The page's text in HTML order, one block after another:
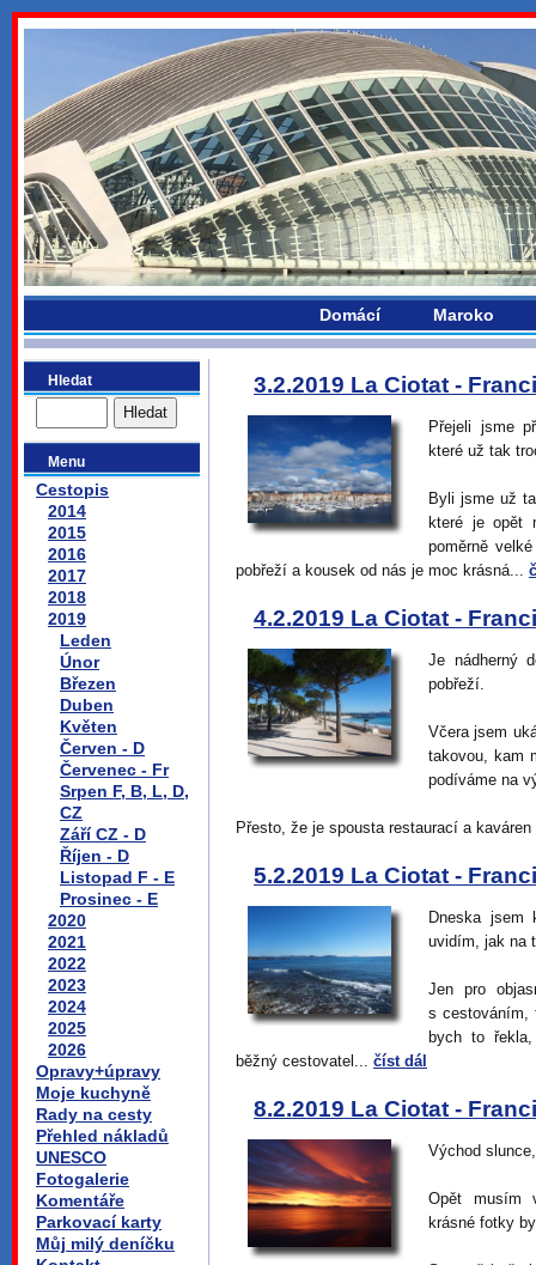
bydlikemevropou.com
Domácí Maroko
Hledat
Menu
Cestopis
2014
2015
2016
2017
2018
2019
Leden
Únor
Březen
Duben
Květen
Červen - D
Červenec - Fr
Srpen F, B, L, D,
CZ
Září CZ - D
Říjen - D
Listopad F - E
Prosinec - E
2020
2021
2022
2023
2024
2025
2026
Opravy+úpravy
Moje kuchyně
Rady na cesty
Přehled nákladů
UNESCO
Fotogalerie
Komentáře
Parkovací karty
Můj milý deníčku
3.2.2019 La Ciotat -
Přejeli jsme
které už tak
Byli jsme už
které je opět
poměrně
pobřeží a kousek od nás je moc krásná...
4.2.2019 La Ciotat -
Je nádherný
pobřeží.
Včera jsem
takovou, kam
podíváme na
Přesto, že je spousta restaurací a
5.2.2019 La Ciotat -
Dneska jsem
uvidím, jak na
Jen pro
s cestováním,
bych to
běžný cestovatel... číst dál
8.2.2019 La Ciotat -
Východ
Opět musím
krásné fotky